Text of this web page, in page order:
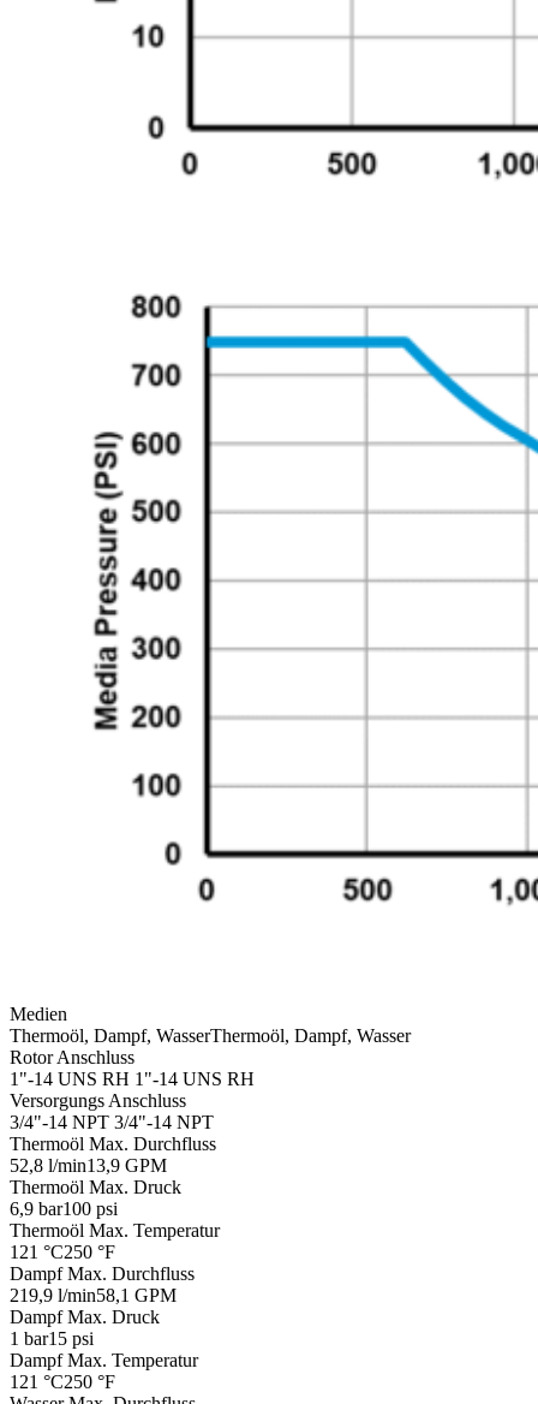
Medien
Thermoöl, Dampf, WasserThermoöl, Dampf, Wasser
Rotor Anschluss
1"-14 UNS RH 1"-14 UNS RH
Versorgungs Anschluss
3/4"-14 NPT 3/4"-14 NPT
Thermoöl Max. Durchfluss
52,8 l/min13,9 GPM
Thermoöl Max. Druck
6,9 bar100 psi
Thermoöl Max. Temperatur
121 °C250 °F
Dampf Max. Durchfluss
219,9 l/min58,1 GPM
Dampf Max. Druck
1 bar15 psi
Dampf Max. Temperatur
121 °C250 °F